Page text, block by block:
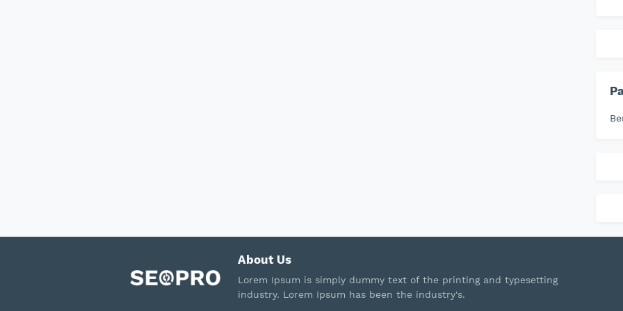
About Us
Lorem Ipsum is simply dummy text of the printing and typesetting
industry. Lorem Ipsum has been the industry's.